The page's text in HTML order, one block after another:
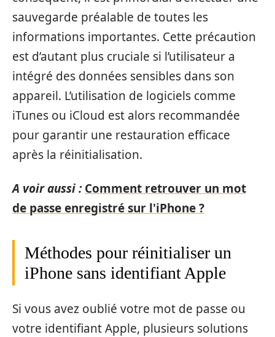
sauvegarde préalable de toutes les
informations importantes. Cette précaution
est d’autant plus cruciale si l’utilisateur a
intégré des données sensibles dans son
appareil. L’utilisation de logiciels comme
iTunes ou iCloud est alors recommandée
pour garantir une restauration efficace
après la réinitialisation.
A voir aussi : Comment retrouver un mot
de passe enregistré sur l'iPhone ?
Méthodes pour réinitialiser un
iPhone sans identifiant Apple
Si vous avez oublié votre mot de passe ou
votre identifiant Apple, plusieurs solutions